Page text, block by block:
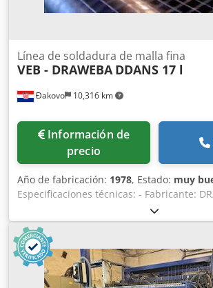
Đakovo 10,316 km
Línea de soldadura de malla fina
VEB - DRAWEBA DDANS 17 l
Información de
precio
Año de fabricación: 1978, Estado: muy
Especificaciones técnicas: - Fabricante:
Aaslf Iqnomsr - Modelo: DDANS 17 l -
del alambre: 1,4 - 1,6 mm - Tamaño de la
malla: 10 x 10 mm (mín.) - Ancho de la